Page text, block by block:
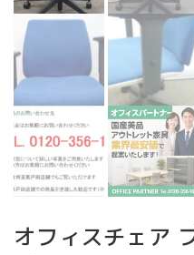
オフィスチェア